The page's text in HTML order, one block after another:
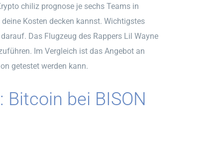
chiliz prognose je sechs Teams in
Kosten decken kannst. Wichtigstes
Das Flugzeug des Rappers Lil Wayne
Im Vergleich ist das Angebot an
getestet werden kann.
Bitcoin bei BISON